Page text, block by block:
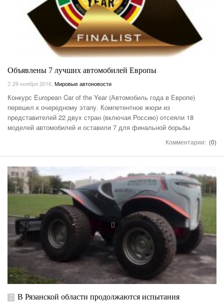
Объявлены 7 лучших автомобилей Европы
29 ноября 2016 Мировые автоновости
Конкурс European Car of the Year (Автомобиль года в Европе)
перешел к очередному этапу. Компетентное жюри из
представителей 22 двух стран (включая Россию) отсеяли 18
моделей автомобилей и оставили 7 для финальной борьбы
Комментарии: (0)
В Рязанской области продолжаются испытания